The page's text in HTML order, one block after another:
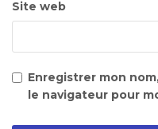
Site web
Enregistrer mon
le navigateur pour